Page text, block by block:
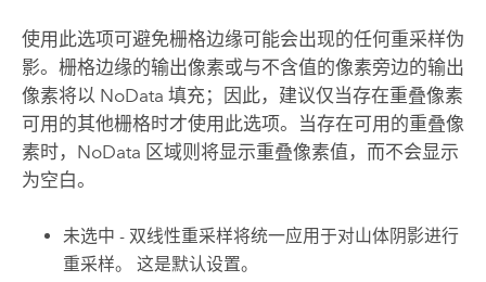
使用此选项可避免栅格边缘可能会出现的任何重采样伪
影。栅格边缘的输出像素或与不含值的像素旁边的输出
像素将以 NoData 填充；因此，建议仅当存在重叠像素
可用的其他栅格时才使用此选项。当存在可用的重叠像
素时，NoData 区域则将显示重叠像素值，而不会显示
为空白。
未选中 - 双线性重采样将统一应用于对山体阴影进行
重采样。 这是默认设置。